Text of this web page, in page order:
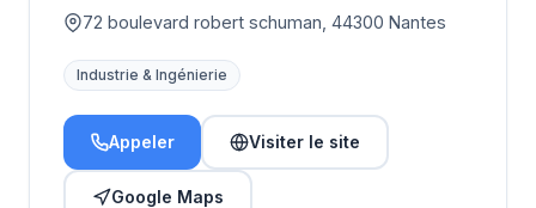
72 boulevard robert schuman, 44300 Nantes
Industrie & Ingénierie
Appeler Visiter le site
Google Maps